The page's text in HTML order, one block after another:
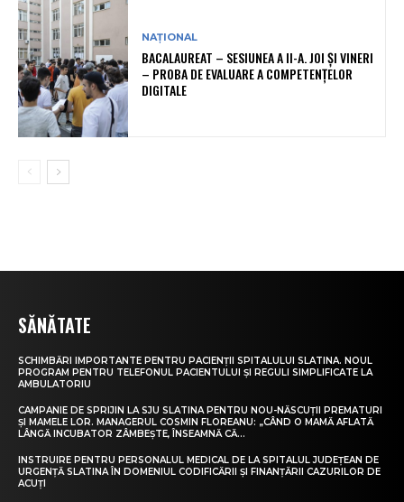
NAȚIONAL
BACALAUREAT – SESIUNEA A II-A. JOI ȘI VINERI
– PROBA DE EVALUARE A COMPETENȚELOR
DIGITALE
SĂNĂTATE
SCHIMBĂRI IMPORTANTE PENTRU PACIENȚII SPITALULUI SLATINA. NOUL
PROGRAM PENTRU TELEFONUL PACIENTULUI ȘI REGULI SIMPLIFICATE LA
AMBULATORIU
CAMPANIE DE SPRIJIN LA SJU SLATINA PENTRU NOU-NĂSCUȚII PREMATURI
ȘI MAMELE LOR. MANAGERUL COSMIN FLOREANU: „CÂND O MAMĂ AFLATĂ
LÂNGĂ INCUBATOR ZÂMBEȘTE, ÎNSEAMNĂ CĂ...
INSTRUIRE PENTRU PERSONALUL MEDICAL DE LA SPITALUL JUDEȚEAN DE
URGENȚĂ SLATINA ÎN DOMENIUL CODIFICĂRII ȘI FINANȚĂRII CAZURILOR DE
ACUȚI